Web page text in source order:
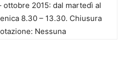
2015: dal martedì al
8.30 – 13.30. Chiusura
Nessuna